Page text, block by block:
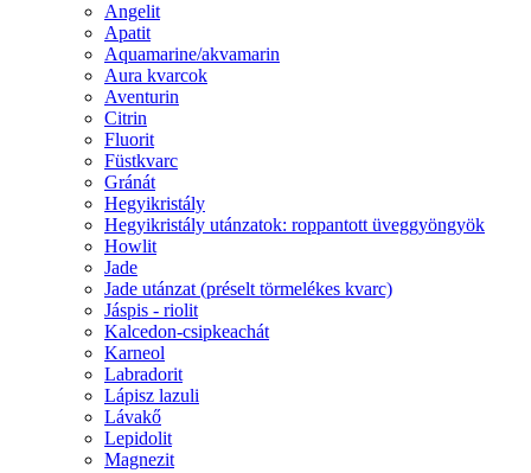
Angelit
Apatit
Aquamarine/akvamarin
Aura kvarcok
Aventurin
Citrin
Fluorit
Füstkvarc
Gránát
Hegyikristály
Hegyikristály utánzatok: roppantott üveggyöngyök
Howlit
Jade
Jade utánzat (préselt törmelékes kvarc)
Jáspis - riolit
Kalcedon-csipkeachát
Karneol
Labradorit
Lápisz lazuli
Lávakő
Lepidolit
Magnezit